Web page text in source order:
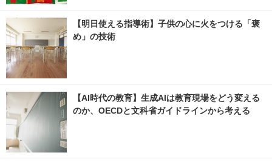
【明日使える指導術】子供の心に火をつける「褒
め」の技術
【AI時代の教育】生成AIは教育現場をどう変える
のか、OECDと文科省ガイドラインから考える